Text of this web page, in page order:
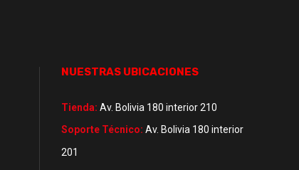
NUESTRAS UBICACIONES
Tienda: Av. Bolivia 180 interior 210
Soporte Técnico: Av. Bolivia 180 interior
201